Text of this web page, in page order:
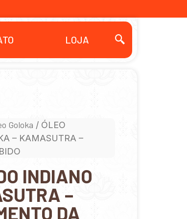
LOJA
Goloka / ÓLEO
– KAMASUTRA –
INDIANO
–
DA